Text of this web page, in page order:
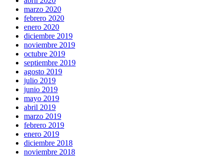
marzo 2020
febrero 2020
enero 2020
diciembre 2019
noviembre 2019
octubre 2019
septiembre 2019
agosto 2019
julio 2019
junio 2019
mayo 2019
abril 2019
marzo 2019
febrero 2019
enero 2019
diciembre 2018
noviembre 2018